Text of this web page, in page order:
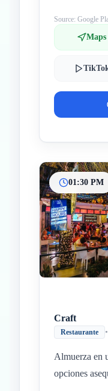
Source: Google
Maps
01:30 PM
Craft
Restaurante •
Almuerza en
opciones